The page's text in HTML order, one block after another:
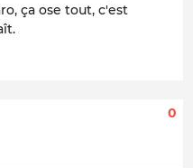
ça ose tout, c'est
0